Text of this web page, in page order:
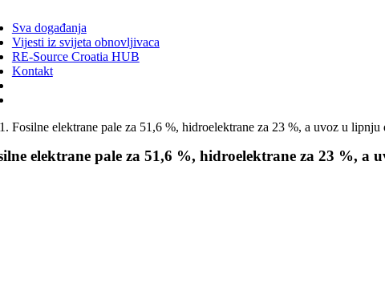
Sva događanja
Vijesti iz svijeta obnovljivaca
RE-Source Croatia HUB
Kontakt
Fosilne elektrane pale za 51,6 %, hidroelektrane za 23 %, a uvoz u
elektrane pale za 51,6 %, hidroelektrane za 23 %, a